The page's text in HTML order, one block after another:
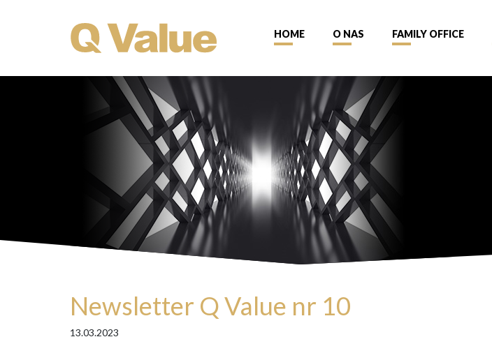
HOME O NAS FAMILY OFFICE
Newsletter Q Value nr 10
13.03.2023